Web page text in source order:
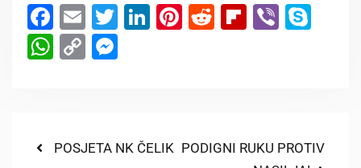
Facebook
EmailTwitter
LinkedIn
Pinterest
RedditFlipboard
Viber
WhatsApp
Copy
POSJETA NK ČELIK PODIGNI RUKU PROTIV